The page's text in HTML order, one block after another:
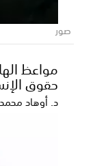
القائد
مستشفى
ويقدم
القتال
فوزي حسين
صور
حقوق
د. أوهاد محمد